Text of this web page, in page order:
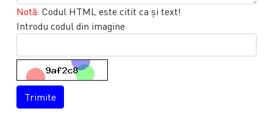
Notă: Codul HTML este citit ca şi text!
Introdu codul din imagine
Trimite